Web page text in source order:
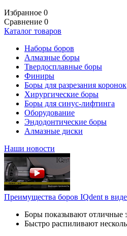
Избранное 0
Сравнение 0
Каталог товаров
Наборы боров
Алмазные боры
Твердосплавные боры
Финиры
Боры для разрезания коронок
Хирургические боры
Боры для синус-лифтинга
Оборудование
Эндодонтические боры
Алмазные диски
Наши новости
Преимущества боров IQdent в
Боры показывают отличные
Быстро распиливают